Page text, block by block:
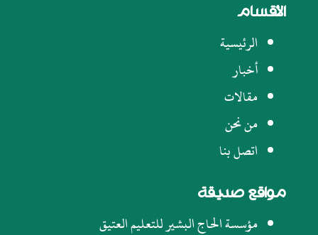
الأقسام
الرئيسية
أخبار
مقالات
من نحن
اتصل بنا
مواقع صديقة
مؤسسة الحاج البشير للتعليم العتيق